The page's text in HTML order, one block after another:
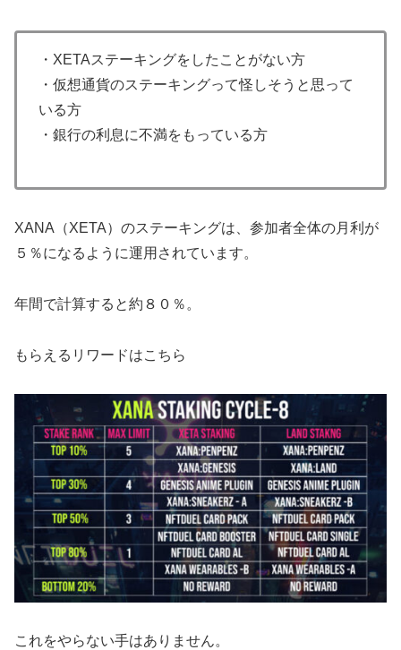
・XETAステーキングをしたことがない方
・仮想通貨のステーキングって怪しそうと思って
いる方
・銀行の利息に不満をもっている方
XANA（XETA）のステーキングは、参加者全体の月利が
５％になるように運用されています。
年間で計算すると約８０％。
もらえるリワードはこちら
これをやらない手はありません。